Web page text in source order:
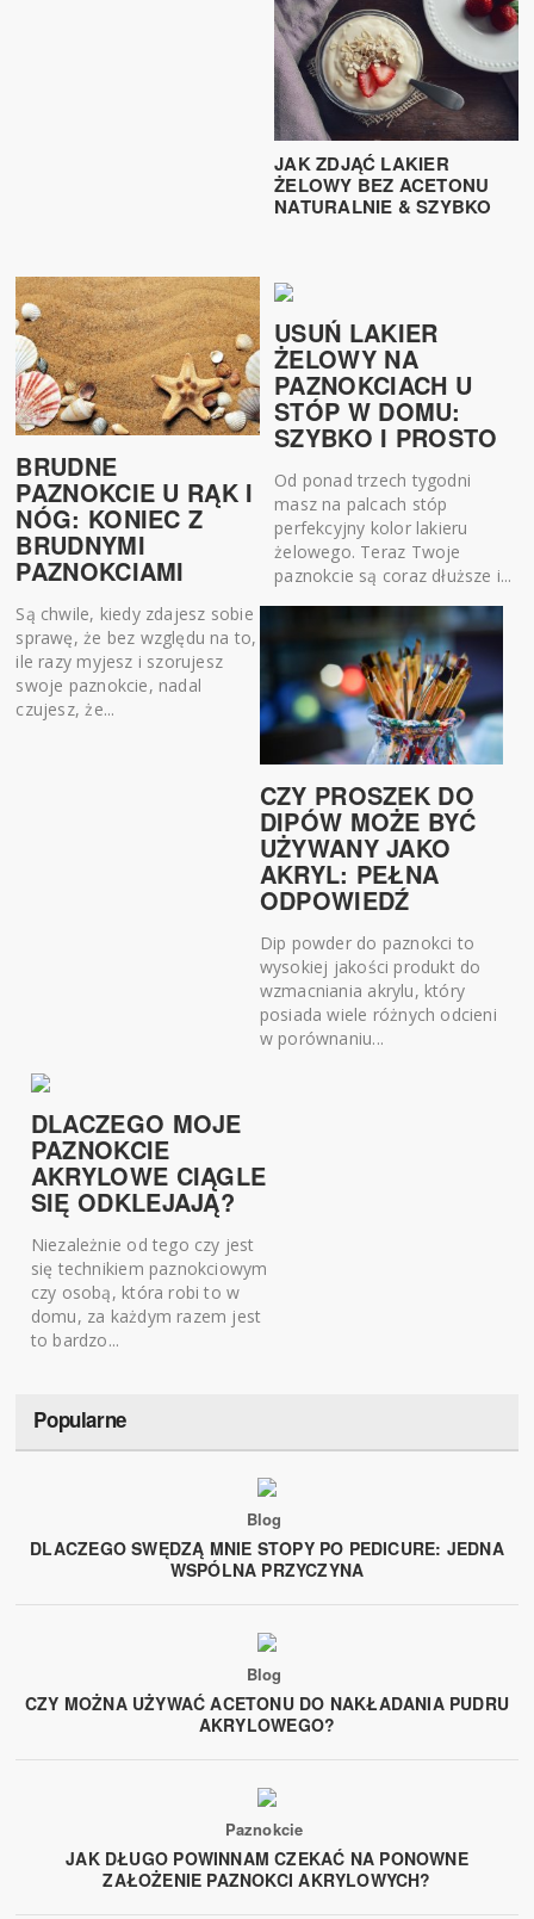
JAK ZDJĄĆ LAKIER
ŻELOWY BEZ ACETONU
NATURALNIE & SZYBKO
BRUDNE
PAZNOKCIE U RĄK I
NÓG: KONIEC Z
BRUDNYMI
PAZNOKCIAMI
Są chwile, kiedy zdajesz sobie
sprawę, że bez względu na to,
ile razy myjesz i szorujesz
swoje paznokcie, nadal
czujesz, że...
USUŃ LAKIER
ŻELOWY NA
PAZNOKCIACH U
STÓP W DOMU:
SZYBKO I PROSTO
Od ponad trzech tygodni
masz na palcach stóp
perfekcyjny kolor lakieru
żelowego. Teraz Twoje
paznokcie są coraz dłuższe i...
CZY PROSZEK DO
DIPÓW MOŻE BYĆ
UŻYWANY JAKO
AKRYL: PEŁNA
ODPOWIEDŹ
Dip powder do paznokci to
wysokiej jakości produkt do
wzmacniania akrylu, który
posiada wiele różnych odcieni
w porównaniu...
DLACZEGO MOJE
PAZNOKCIE
AKRYLOWE CIĄGLE
SIĘ ODKLEJAJĄ?
Niezależnie od tego czy jest
się technikiem paznokciowym
czy osobą, która robi to w
domu, za każdym razem jest
to bardzo...
Popularne
Blog
DLACZEGO SWĘDZĄ MNIE STOPY PO PEDICURE: JEDNA
WSPÓLNA PRZYCZYNA
Blog
CZY MOŻNA UŻYWAĆ ACETONU DO NAKŁADANIA PUDRU
AKRYLOWEGO?
Paznokcie
JAK DŁUGO POWINNAM CZEKAĆ NA PONOWNE
ZAŁOŻENIE PAZNOKCI AKRYLOWYCH?